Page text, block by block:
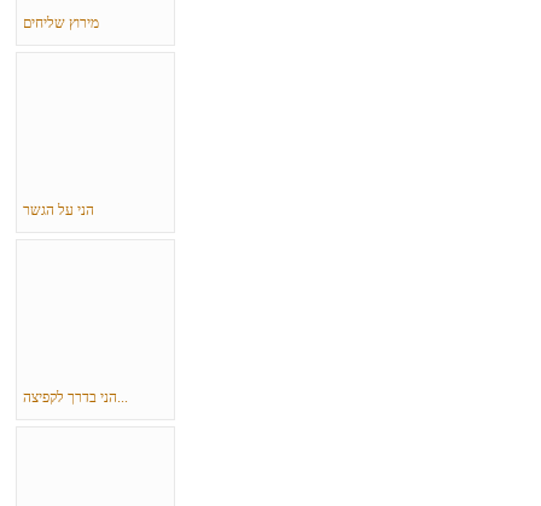
מירוץ שליחים
הני על הגשר
הני בדרך לקפיצה...